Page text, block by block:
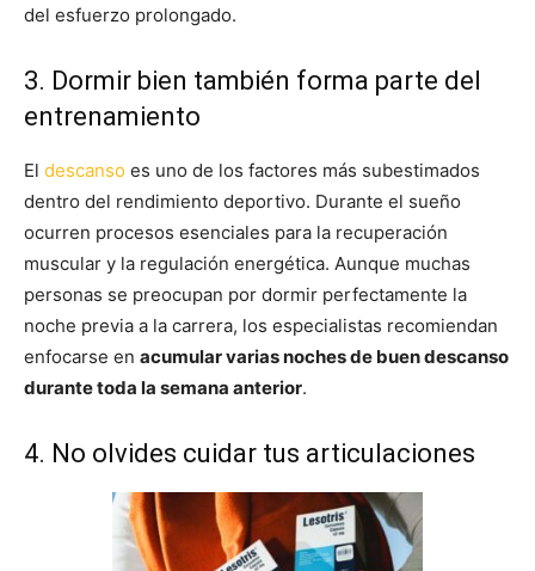
del esfuerzo prolongado.
3. Dormir bien también forma parte del
entrenamiento
El descanso es uno de los factores más subestimados
dentro del rendimiento deportivo. Durante el sueño
ocurren procesos esenciales para la recuperación
muscular y la regulación energética. Aunque muchas
personas se preocupan por dormir perfectamente la
noche previa a la carrera, los especialistas recomiendan
enfocarse en acumular varias noches de buen descanso
durante toda la semana anterior.
4. No olvides cuidar tus articulaciones